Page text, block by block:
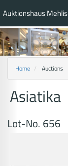
Auktionshaus Mehlis
Home Auctions
Asiatika
Lot-No. 656